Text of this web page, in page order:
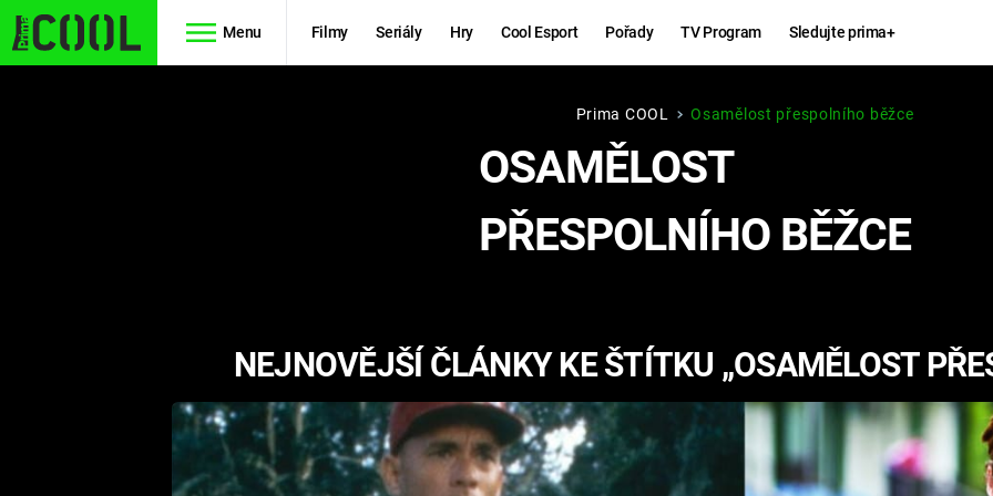
Menu Filmy Seriály Hry Cool Esport Pořady TV Program Sledujte prima+
FUTURAMA
PREDÁTOR
Hry
GTA 6
DELIVERANCE
ESPORT
GALERIE
CHUCK
NORRIS
Prima COOL Osamělost přespolního běžce
OSAMĚLOST
PŘESPOLNÍHO BĚŽCE
NEJNOVĚJŠÍ ČLÁNKY KE ŠTÍTKU „OSAMĚLOST